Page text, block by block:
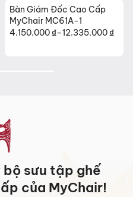
Bàn Giám Đốc Cao Cấp
MyChair MC61A-1
4.150.000₫–12.335.000₫
Khoảng
sưu tập ghế
của MyChair!